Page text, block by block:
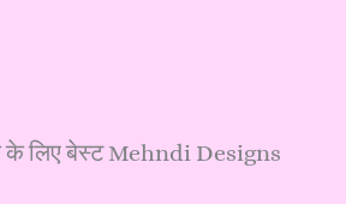
लिए बेस्ट Mehndi Designs